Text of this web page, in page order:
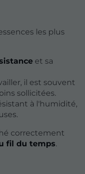
les plus
et sa
il est souvent
sollicitées.
à l'humidité,
correctement
fil du temps.